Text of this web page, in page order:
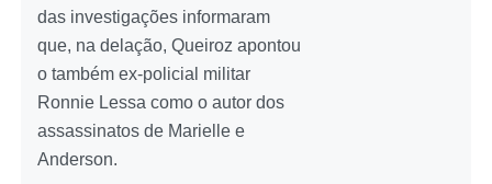
das investigações informaram
que, na delação, Queiroz apontou
o também ex-policial militar
Ronnie Lessa como o autor dos
assassinatos de Marielle e
Anderson.